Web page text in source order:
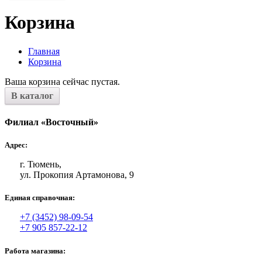
Корзина
Главная
Корзина
Ваша корзина сейчас пустая.
В каталог
Филиал «Восточный»
Адрес:
г. Тюмень,
ул. Прокопия Артамонова, 9
Единая справочная:
+7 (3452) 98-09-54
+7 905 857-22-12
Работа магазина: